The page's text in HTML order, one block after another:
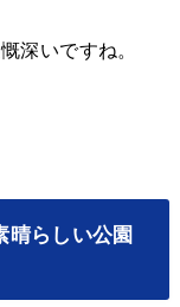
深いですね。
晴らしい公園